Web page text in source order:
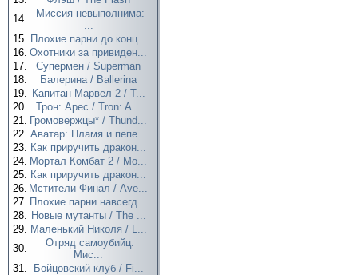
14.
Миссия невыполнима:
...
15. Плохие парни до конц...
16. Охотники за привиден...
17.
Супермен / Superman
18.
Балерина / Ballerina
19. Капитан Марвел 2 / T...
20.
Трон: Арес / Tron: A...
21. Громовержцы* / Thund...
22. Аватар: Пламя и пепе...
23. Как приручить дракон...
24. Мортал Комбат 2 / Mo...
25. Как приручить дракон...
26. Мстители Финал / Ave...
27. Плохие парни навсегд...
28. Новые мутанты / The ...
29. Маленький Николя / L...
30.
Отряд самоубийц:
Мис...
31.
Бойцовский клуб / Fi...